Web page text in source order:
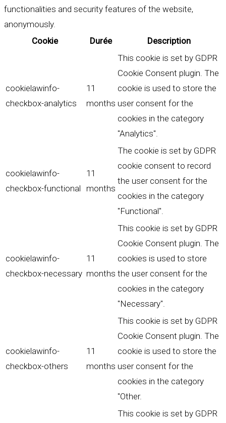
functionalities and security features of the website,
anonymously.
Cookie
Durée Description
cookielawinfo-
checkbox-analytics
11
months
This cookie is set by GDPR
Cookie Consent plugin. The
cookie is used to store the
user consent for the
cookies in the category
"Analytics".
cookielawinfo-
checkbox-functional
11
months
The cookie is set by GDPR
cookie consent to record
the user consent for the
cookies in the category
"Functional".
cookielawinfo-
checkbox-necessary
11
months
This cookie is set by GDPR
Cookie Consent plugin. The
cookies is used to store
the user consent for the
cookies in the category
"Necessary".
cookielawinfo-
checkbox-others
11
months
This cookie is set by GDPR
Cookie Consent plugin. The
cookie is used to store the
user consent for the
cookies in the category
"Other.
This cookie is set by GDPR